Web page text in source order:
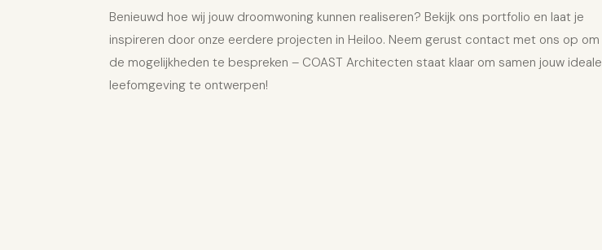
Benieuwd hoe wij jouw droomwoning kunnen realiseren? Bekijk ons portfolio en laat je
inspireren door onze eerdere projecten in Heiloo. Neem gerust contact met ons op om
de mogelijkheden te bespreken – COAST Architecten staat klaar om samen jouw ideale
leefomgeving te ontwerpen!